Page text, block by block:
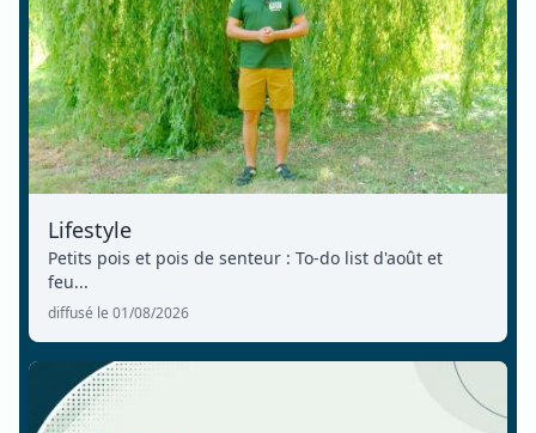
Lifestyle
Petits pois et pois de senteur : To-do list d'août et
feu...
diffusé le 01/08/2026